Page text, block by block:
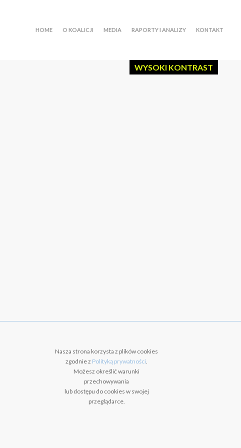
WYSOKI KONTRAST
HOME O KOALICJI MEDIA RAPORTY I ANALIZY KONTAKT
Nasza strona korzysta z plików cookies
zgodnie z Polityką prywatności.
Możesz określić warunki
przechowywania
lub dostępu do cookies w swojej
przeglądarce.